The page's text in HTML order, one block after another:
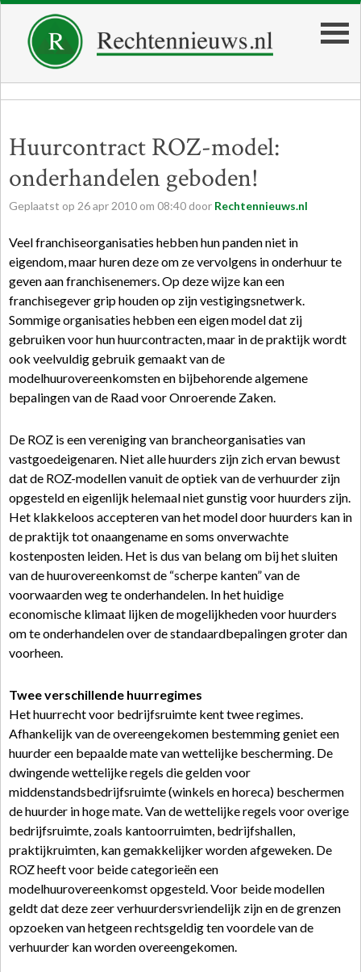
Huurcontract ROZ-model:
onderhandelen geboden!
Geplaatst op 26apr 2010 om 08:40 door Rechtennieuws.nl
Veel franchiseorganisaties hebben hun panden niet in
eigendom, maar huren deze om ze vervolgens in onderhuur te
geven aan franchisenemers. Op deze wijze kan een
franchisegever grip houden op zijn vestigingsnetwerk.
Sommige organisaties hebben een eigen model dat zij
gebruiken voor hun huurcontracten, maar in de praktijk wordt
ook veelvuldig gebruik gemaakt van de
modelhuurovereenkomsten en bijbehorende algemene
bepalingen van de Raad voor Onroerende Zaken.
De ROZ is een vereniging van brancheorganisaties van
vastgoedeigenaren. Niet alle huurders zijn zich ervan bewust
dat de ROZ-modellen vanuit de optiek van de verhuurder zijn
opgesteld en eigenlijk helemaal niet gunstig voor huurders zijn.
Het klakkeloos accepteren van het model door huurders kan in
de praktijk tot onaangename en soms onverwachte
kostenposten leiden. Het is dus van belang om bij het sluiten
van de huurovereenkomst de “scherpe kanten” van de
voorwaarden weg te onderhandelen. In het huidige
economische klimaat lijken de mogelijkheden voor huurders
om te onderhandelen over de standaardbepalingen groter dan
voorheen.
Twee verschillende huurregimes
Het huurrecht voor bedrijfsruimte kent twee regimes.
Afhankelijk van de overeengekomen bestemming geniet een
huurder een bepaalde mate van wettelijke bescherming. De
dwingende wettelijke regels die gelden voor
middenstandsbedrijfsruimte (winkels en horeca) beschermen
de huurder in hoge mate. Van de wettelijke regels voor overige
bedrijfsruimte, zoals kantoorruimten, bedrijfshallen,
praktijkruimten, kan gemakkelijker worden afgeweken. De
ROZ heeft voor beide categorieën een
modelhuurovereenkomst opgesteld. Voor beide modellen
geldt dat deze zeer verhuurdersvriendelijk zijn en de grenzen
opzoeken van hetgeen rechtsgeldig ten voordele van de
verhuurder kan worden overeengekomen.